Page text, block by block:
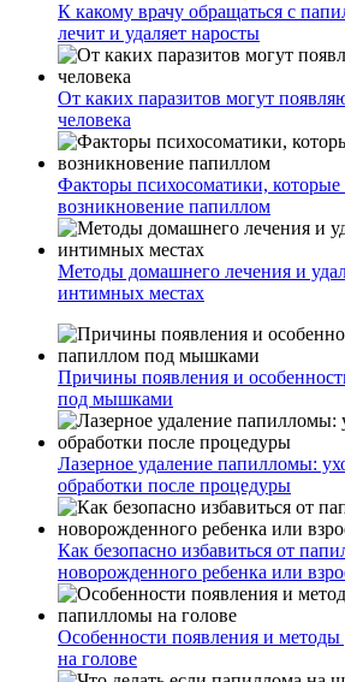
К какому врачу обращаться с
лечит и удаляет наросты
От каких паразитов могут
человека
Факторы психосоматики, которые
возникновение папиллом
Методы домашнего лечения и
интимных местах
Причины появления и
под мышками
Лазерное удаление папилломы:
обработки после процедуры
Как безопасно избавиться от
новорожденного ребенка или
Особенности появления и
на голове